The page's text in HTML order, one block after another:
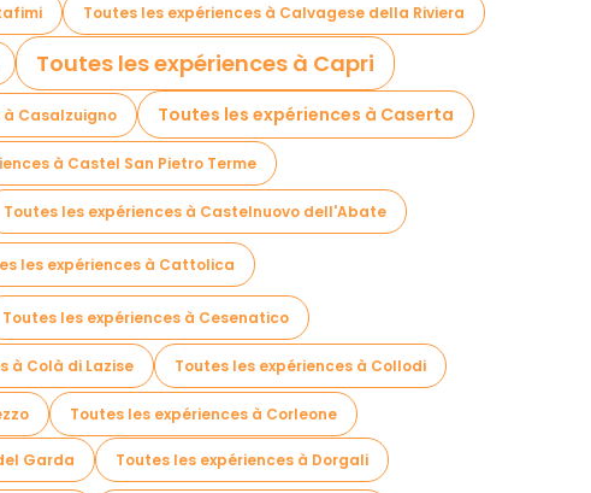
Toutes les expériences à Calvagese della Riviera
Toutes les expériences à Capri
à Casalzuigno Toutes les expériences à Caserta
à Castel San Pietro Terme
Toutes les expériences à Castelnuovo dell'Abate
les expériences à Cattolica
Toutes les expériences à Cesenatico
à Colà di Lazise Toutes les expériences à Collodi
Toutes les expériences à Corleone
Garda Toutes les expériences à Dorgali